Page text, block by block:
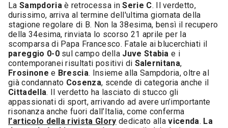
La Sampdoriaè retrocessa inSerie C. Il verdetto,
durissimo, arriva al termine dell'ultima giornata della
stagione regolare di B. Non la 38esima, bensì il recupero
della 34esima, rinviata lo scorso 21 aprile per la
scomparsa di Papa Francesco. Fatale ai blucerchiati il
pareggio 0-0 sul campo della Juve Stabia e i
contemporanei risultati positivi di Salernitana,
Frosinonee Brescia. Insieme alla Sampdoria, oltre al
già condannato Cosenza, scende di categoria anche il
Cittadella. Il verdetto ha lasciato di stucco gli
appassionati di sport, arrivando ad avere un’importante
risonanza anche fuori dall’Italia, come conferma
l’articolo della rivista Glory dedicato allavicenda. La